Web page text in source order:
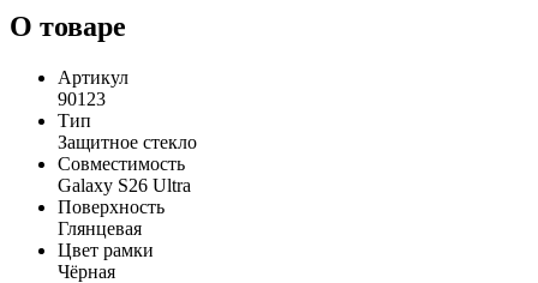
О товаре
Артикул
90123
Тип
Защитное стекло
Совместимость
Galaxy S26 Ultra
Поверхность
Глянцевая
Цвет рамки
Чёрная